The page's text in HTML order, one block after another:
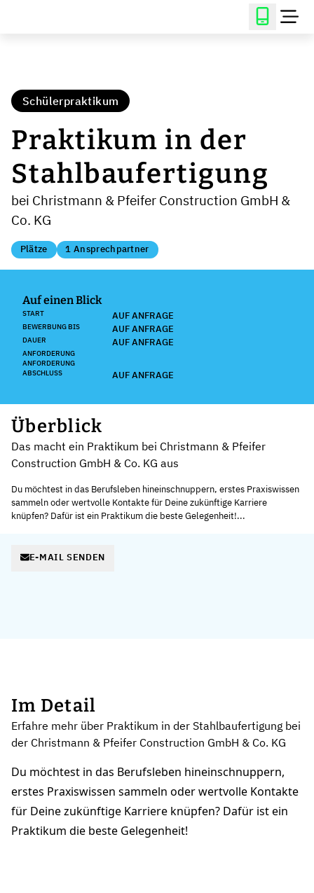
Schülerpraktikum
Praktikum in der
Stahlbaufertigung
bei Christmann & Pfeifer Construction GmbH &
Co. KG
Plätze 1 Ansprechpartner
Auf einen Blick
START AUF ANFRAGE
BEWERBUNG BIS AUF ANFRAGE
DAUER AUF ANFRAGE
ANFORDERUNG
ANFORDERUNG
ABSCHLUSS
AUF ANFRAGE
Überblick
Das macht ein Praktikum bei Christmann & Pfeifer
Construction GmbH & Co. KG aus
Du möchtest in das Berufsleben hineinschnuppern, erstes Praxiswissen
sammeln oder wertvolle Kontakte für Deine zukünftige Karriere
knüpfen? Dafür ist ein Praktikum die beste Gelegenheit!...
E-MAIL SENDEN
Im Detail
Erfahre mehr über Praktikum in der Stahlbaufertigung bei
der Christmann & Pfeifer Construction GmbH & Co. KG
Du möchtest in das Berufsleben hineinschnuppern,
erstes Praxiswissen sammeln oder wertvolle Kontakte
für Deine zukünftige Karriere knüpfen? Dafür ist ein
Praktikum die beste Gelegenheit!